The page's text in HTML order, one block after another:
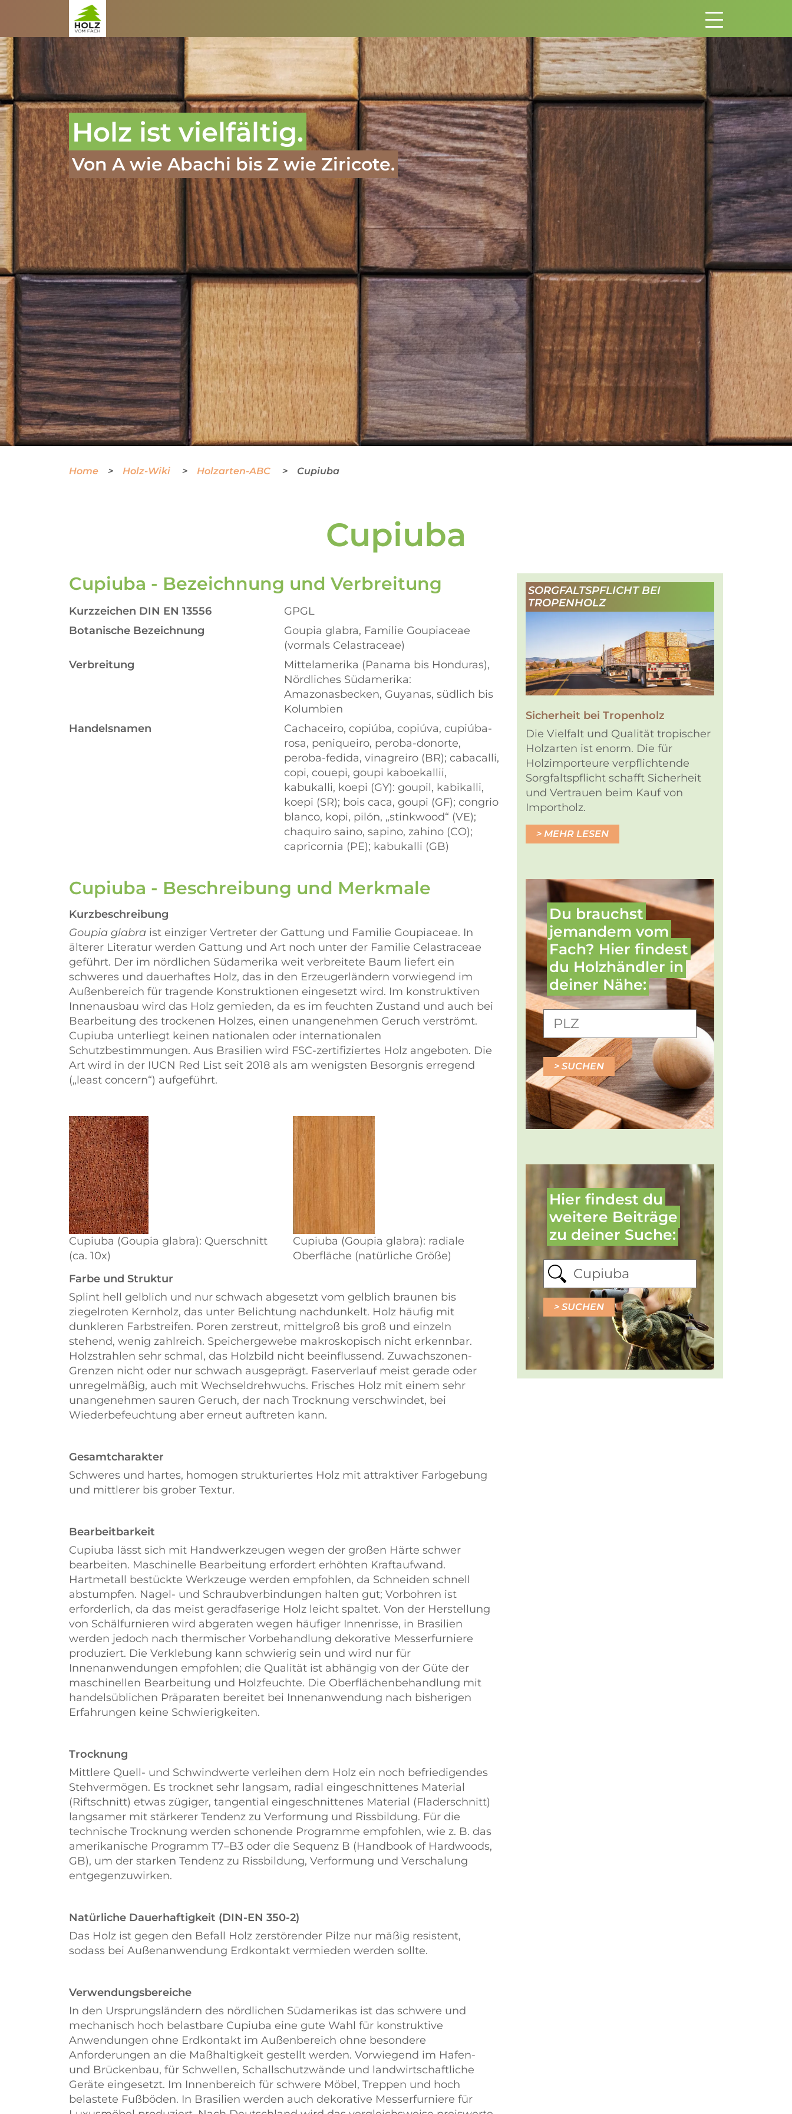
Zum Inhalt springen
Holz ist vielfältig.
Von A wie Abachi bis Z wie Ziricote.
Home Holz-Wiki Holzarten-ABC Cupiuba
Cupiuba
Cupiuba - Bezeichnung und Verbreitung
Kurzzeichen DIN EN 13556
GPGL
Botanische Bezeichnung
Goupia glabra, Familie Goupiaceae
(vormals Celastraceae)
Verbreitung
Mittelamerika (Panama bis Honduras),
Nördliches Südamerika:
Amazonasbecken, Guyanas, südlich bis
Kolumbien
Handelsnamen
Cachaceiro, copiúba, copiúva, cupiúba-
rosa, peniqueiro, peroba-donorte,
peroba-fedida, vinagreiro (BR); cabacalli,
copi, couepi, goupi kaboekallii,
kabukalli, koepi (GY): goupil, kabikalli,
koepi (SR); bois caca, goupi (GF); congrio
blanco, kopi, pilón, „stinkwood“ (VE);
chaquiro saino, sapino, zahino (CO);
capricornia (PE); kabukalli (GB)
Cupiuba - Beschreibung und Merkmale
Kurzbeschreibung
Goupia glabra ist einziger Vertreter der Gattung und Familie Goupiaceae. In
älterer Literatur werden Gattung und Art noch unter der Familie Celastraceae
geführt. Der im nördlichen Südamerika weit verbreitete Baum liefert ein
schweres und dauerhaftes Holz, das in den Erzeugerländern vorwiegend im
Außenbereich für tragende Konstruktionen eingesetzt wird. Im konstruktiven
Innenausbau wird das Holz gemieden, da es im feuchten Zustand und auch bei
Bearbeitung des trockenen Holzes, einen unangenehmen Geruch verströmt.
Cupiuba unterliegt keinen nationalen oder internationalen
Schutzbestimmungen. Aus Brasilien wird FSC-zertifiziertes Holz angeboten. Die
Art wird in der IUCN Red List seit 2018 als am wenigsten Besorgnis erregend
( least concern ) aufgeführt.
Cupiuba (Goupia glabra): Querschnitt
(ca. 10x)
Cupiuba (Goupia glabra): radiale
Oberfläche (natürliche Größe)
Farbe und Struktur
Splint hell gelblich und nur schwach abgesetzt vom gelblich braunen bis
ziegelroten Kernholz, das unter Belichtung nachdunkelt. Holz häufig mit
dunkleren Farbstreifen. Poren zerstreut, mittelgroß bis groß und einzeln
stehend, wenig zahlreich. Speichergewebe makroskopisch nicht erkennbar.
Holzstrahlen sehr schmal, das Holzbild nicht beeinflussend. Zuwachszonen-
Grenzen nicht oder nur schwach ausgeprägt. Faserverlauf meist gerade oder
unregelmäßig, auch mit Wechseldrehwuchs. Frisches Holz mit einem sehr
unangenehmen sauren Geruch, der nach Trocknung verschwindet, bei
Wiederbefeuchtung aber erneut auftreten kann.
Gesamtcharakter
Schweres und hartes, homogen strukturiertes Holz mit attraktiver Farbgebung
und mittlerer bis grober Textur.
Bearbeitbarkeit
Cupiuba lässt sich mit Handwerkzeugen wegen der großen Härte schwer
bearbeiten. Maschinelle Bearbeitung erfordert erhöhten Kraftaufwand.
Hartmetall bestückte Werkzeuge werden empfohlen, da Schneiden schnell
abstumpfen. Nagel- und Schraubverbindungen halten gut; Vorbohren ist
erforderlich, da das meist geradfaserige Holz leicht spaltet. Von der Herstellung
von Schälfurnieren wird abgeraten wegen häufiger Innenrisse, in Brasilien
werden jedoch nach thermischer Vorbehandlung dekorative Messerfurniere
produziert. Die Verklebung kann schwierig sein und wird nur für
Innenanwendungen empfohlen; die Qualität ist abhängig von der Güte der
maschinellen Bearbeitung und Holzfeuchte. Die Oberflächenbehandlung mit
handelsüblichen Präparaten bereitet bei Innenanwendung nach bisherigen
Erfahrungen keine Schwierigkeiten.
Trocknung
Mittlere Quell- und Schwindwerte verleihen dem Holz ein noch befriedigendes
Stehvermögen. Es trocknet sehr langsam, radial eingeschnittenes Material
(Riftschnitt) etwas zügiger, tangential eingeschnittenes Material (Fladerschnitt)
langsamer mit stärkerer Tendenz zu Verformung und Rissbildung. Für die
technische Trocknung werden schonende Programme empfohlen, wie z. B. das
amerikanische Programm T7–B3 oder die Sequenz B (Handbook of Hardwoods,
GB), um der starken Tendenz zu Rissbildung, Verformung und Verschalung
entgegenzuwirken.
Natürliche Dauerhaftigkeit (DIN-EN 350-2)
Das Holz ist gegen den Befall Holz zerstörender Pilze nur mäßig resistent,
sodass bei Außenanwendung Erdkontakt vermieden werden sollte.
Verwendungsbereiche
In den Ursprungsländern des nördlichen Südamerikas ist das schwere und
mechanisch hoch belastbare Cupiuba eine gute Wahl für konstruktive
Anwendungen ohne Erdkontakt im Außenbereich ohne besondere
Anforderungen an die Maßhaltigkeit gestellt werden. Vorwiegend im Hafen-
und Brückenbau, für Schwellen, Schallschutzwände und landwirtschaftliche
Geräte eingesetzt. Im Innenbereich für schwere Möbel, Treppen und hoch
belastete Fußböden. In Brasilien werden auch dekorative Messerfurniere für
SORGFALTSPFLICHT BEI
TROPENHOLZ
Sicherheit bei Tropenholz
Die Vielfalt und Qualität tropischer
Holzarten ist enorm. Die für
Holzimporteure verpflichtende
Sorgfaltspflicht schafft Sicherheit
und Vertrauen beim Kauf von
Importholz.
MEHR LESEN
Du brauchst
jemandem vom
Fach? Hier findest
du Holz­händler in
deiner Nähe:
SUCHEN
Hier findest du
weitere Beiträge
zu deiner Suche:
SUCHEN